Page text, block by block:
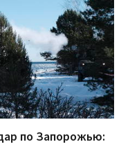
по Запорожью: